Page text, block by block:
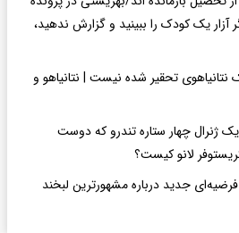
یک کودک را ببینید و گزارش ندهید،
تحقیر شده نیست | نتانیاهو و
ژنرال چهار ستاره تندرو که دوست
لانو کیست؟
| فرضیه‌ای جدید درباره مشهورترین لبخند